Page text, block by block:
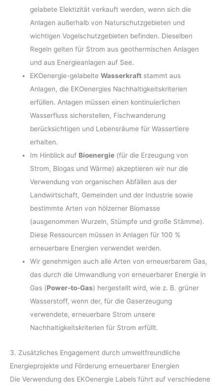
gelabete Elektizität verkauft werden, wenn sich die
Anlagen außerhalb von Naturschutzgebieten und
wichtigen Vogelschutzgebieten befinden. Dieselben
Regeln gelten für Strom aus geothermischen Anlagen
und aus Energieanlagen auf See.
EKOenergie-gelabelteWasserkraft stammt aus
Anlagen, die EKOenergies Nachhaltigkeitskriterien
erfüllen. Anlagen müssen einen kontinuierlichen
Wasserfluss sicherstellen, Fischwanderung
berücksichtigen und Lebensräume für Wassertiere
erhalten.
Im Hinblick auf Bioenergie (für die Erzeugung von
Strom, Biogas und Wärme) akzeptieren wir nur die
Verwendung von organischen Abfällen aus der
Landwirtschaft, Gemeinden und der Industrie sowie
bestimmte Arten von hölzerner Biomasse
(ausgenommen Wurzeln, Stümpfe und große Stämme).
Diese Ressourcen müssen in Anlagen für 100 %
erneuerbare Energien verwendet werden.
Wir genehmigen auch alle Arten von erneuerbarem Gas,
das durch die Umwandlung von erneuerbarer Energie in
Gas (Power-to-Gas) hergestellt wird, wie z. B. grüner
Wasserstoff, wenn der, für die Gaserzeugung
verwendete, erneuerbare Strom unsere
Nachhaltigkeitskriterien für Strom erfüllt.
3. Zusätzliches Engagement durch umweltfreundliche
Energieprojekte und Förderung erneuerbarer Energien
Die Verwendung des EKOenergie Labels führt auf verschiedene